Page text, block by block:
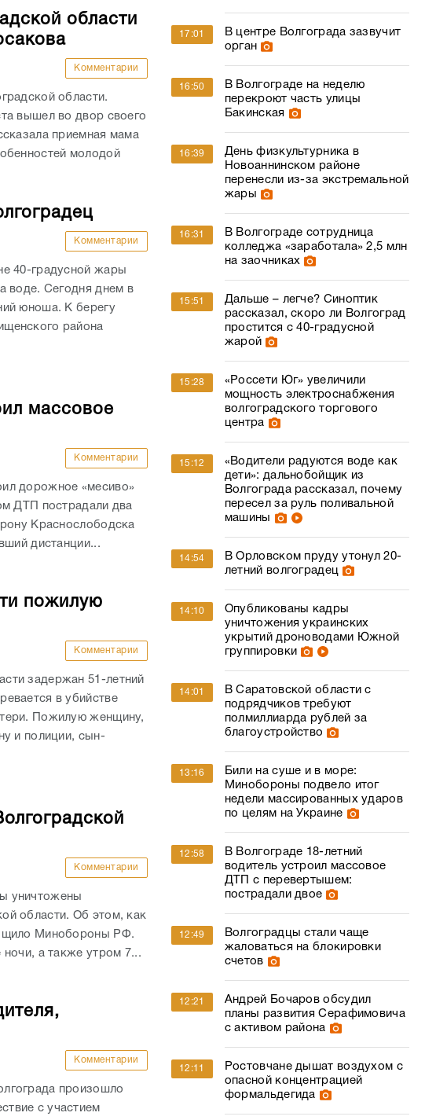
области
Комментарии
области.
вышел во двор своего
приемная мама
молодой
Комментарии
40-градусной жары
воде. Сегодня днем в
юноша. К берегу
района
массовое
Комментарии
дорожное «месиво»
ДТП пострадали два
Краснослободска
дистанции...
пожилую
Комментарии
задержан 51-летний
в убийстве
Пожилую женщину,
и полиции, сын-
Комментарии
уничтожены
области. Об этом, как
Минобороны РФ.
а также утром 7...
Комментарии
произошло
с участием
17:01
В центре Волгограда зазвучит
орган
16:50
В Волгограде на неделю
перекроют часть улицы
Бакинская
16:39
День физкультурника в
Новоаннинском районе
перенесли из-за экстремальной
жары
16:31
В Волгограде сотрудница
колледжа «заработала» 2,5 млн
на заочниках
15:51
Дальше – легче? Синоптик
рассказал, скоро ли Волгоград
простится с 40-градусной
жарой
15:28
«Россети Юг» увеличили
мощность электроснабжения
волгоградского торгового
центра
15:12
«Водители радуются воде как
дети»: дальнобойщик из
Волгограда рассказал, почему
пересел за руль поливальной
машины
14:54
В Орловском пруду утонул 20-
летний волгоградец
14:10
Опубликованы кадры
уничтожения украинских
укрытий дроноводами Южной
группировки
14:01
В Саратовской области с
подрядчиков требуют
полмиллиарда рублей за
благоустройство
13:16
Били на суше и в море:
Минобороны подвело итог
недели массированных ударов
по целям на Украине
12:58
В Волгограде 18-летний
водитель устроил массовое
ДТП с перевертышем:
пострадали двое
12:49
Волгоградцы стали чаще
жаловаться на блокировки
счетов
12:21
Андрей Бочаров обсудил
планы развития Серафимовича
с активом района
12:11
Ростовчане дышат воздухом с
опасной концентрацией
формальдегида